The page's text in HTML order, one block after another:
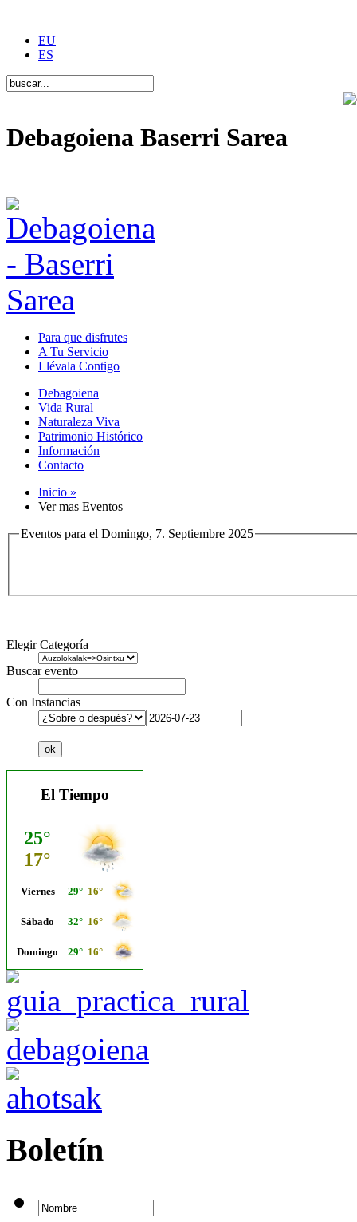
EU
ES
Debagoiena Baserri Sarea
Para que disfrutes
A Tu Servicio
Llévala Contigo
Debagoiena
Vida Rural
Naturaleza Viva
Patrimonio Histórico
Información
Contacto
Inicio »
Ver mas Eventos
Eventos para el Domingo, 7. Septiembre 2025
Elegir Categoría
Buscar evento
Con Instancias
El Tiempo
Boletín